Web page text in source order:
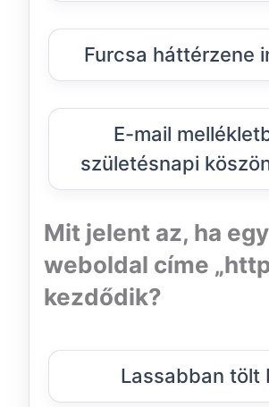
Furcsa háttérzene
E-mail
születésnapi
Mit jelent az, ha egy
weboldal címe
kezdődik?
Lassabban tölt